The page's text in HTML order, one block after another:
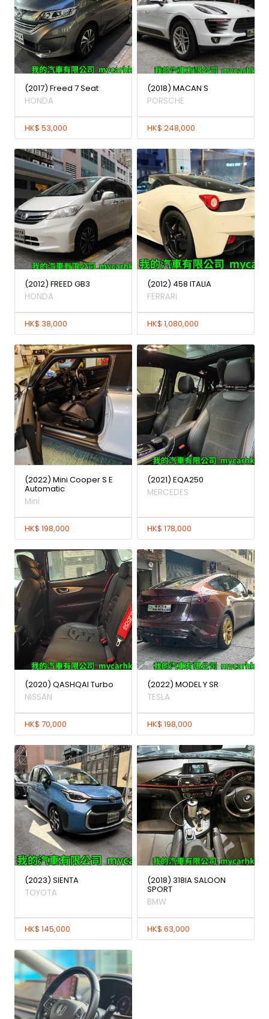
(2017) Freed 7 Seat
HONDA
HK$ 53,000
(2018) MACAN S
PORSCHE
HK$ 248,000
(2012) FREED GB3
HONDA
HK$ 38,000
(2012) 458 ITALIA
FERRARI
HK$ 1,080,000
(2022) Mini Cooper S E
Automatic
Mini
HK$ 198,000
(2021) EQA250
MERCEDES
HK$ 178,000
(2020) QASHQAI Turbo
NISSAN
HK$ 70,000
(2022) MODEL Y SR
TESLA
HK$ 198,000
(2023) SIENTA
TOYOTA
HK$ 145,000
(2018) 318IA SALOON
SPORT
BMW
HK$ 63,000